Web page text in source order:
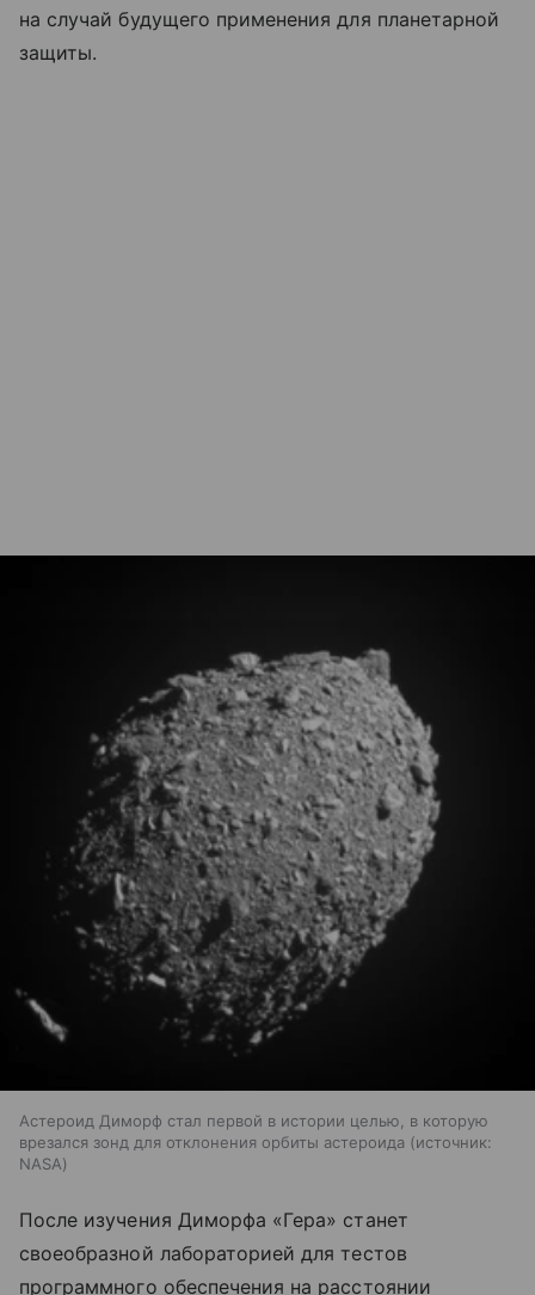
на случай будущего применения для планетарной
защиты.
Астероид Диморф стал первой в истории целью, в которую
врезался зонд для отклонения орбиты астероида
источник:
NASA
После изучения Диморфа «Гера» станет
своеобразной лабораторией для тестов
программного обеспечения на расстоянии